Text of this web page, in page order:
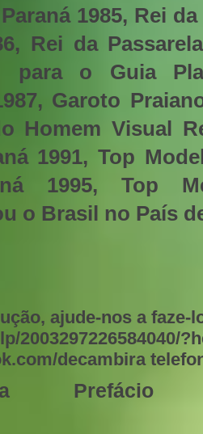
1985, Rei
Rei da
para o Guia
Garoto
Homem Visual
1991, Top
1995, Top
o Brasil no País
ajude-nos a faze-
2003297226584040/
decambira
Prefácio